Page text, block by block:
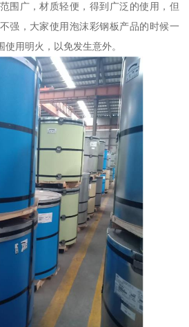
围广，材质轻便，得到广泛的使用，但
强，大家使用泡沫彩钢板产品的时候一
用明火，以免发生意外。